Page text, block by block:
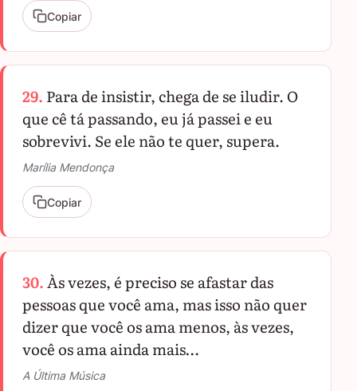
Copiar
29. Para de insistir, chega de se iludir. O
que cê tá passando, eu já passei e eu
sobrevivi. Se ele não te quer, supera.
Marília Mendonça
Copiar
30.Às vezes, é preciso se afastar das
pessoas que você ama, mas isso não quer
dizer que você os ama menos, às vezes,
você os ama ainda mais…
A Última Música